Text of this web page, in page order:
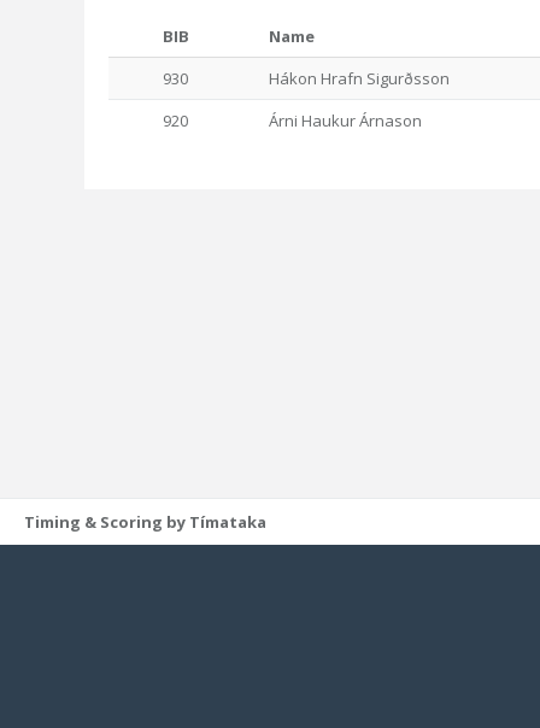
BIB
Name
930
Hákon Hrafn Sigurðsson
920
Árni Haukur Árnason
Timing & Scoring by Tímataka